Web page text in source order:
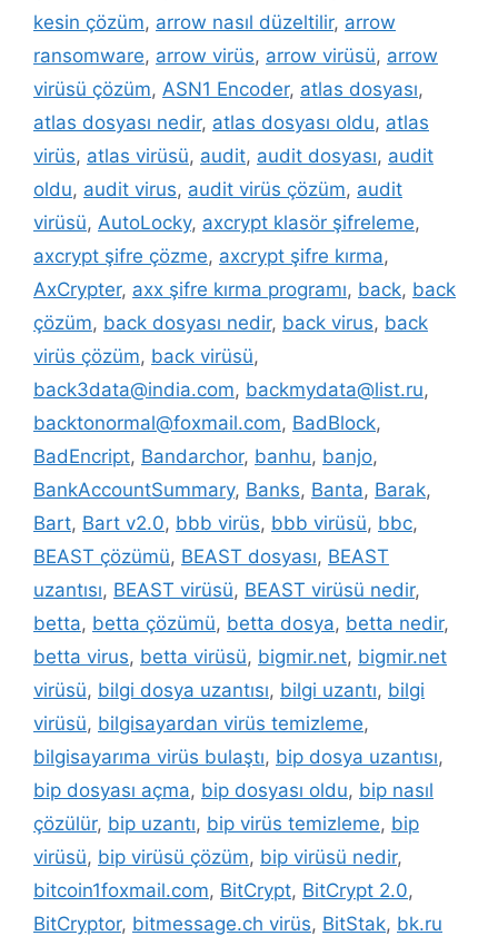
kesin çözüm, arrow nasıl düzeltilir, arrow
ransomware, arrow virüs, arrow virüsü, arrow
virüsü çözüm, ASN1 Encoder, atlas dosyası,
atlas dosyası nedir, atlas dosyası oldu, atlas
virüs, atlas virüsü, audit, audit dosyası, audit
oldu, audit virus, audit virüs çözüm, audit
virüsü, AutoLocky, axcrypt klasör şifreleme,
axcrypt şifre çözme, axcrypt şifre kırma,
AxCrypter, axx şifre kırma programı, back, back
çözüm, back dosyası nedir, back virus, back
virüs çözüm, back virüsü,
back3data@india.com, backmydata@list.ru,
backtonormal@foxmail.com, BadBlock,
BadEncript, Bandarchor, banhu, banjo,
BankAccountSummary, Banks, Banta, Barak,
Bart, Bart v2.0, bbb virüs, bbb virüsü, bbc,
BEAST çözümü, BEAST dosyası, BEAST
uzantısı, BEAST virüsü, BEAST virüsü nedir,
betta, betta çözümü, betta dosya, betta nedir,
betta virus, betta virüsü, bigmir.net, bigmir.net
virüsü, bilgi dosya uzantısı, bilgi uzantı, bilgi
virüsü, bilgisayardan virüs temizleme,
bilgisayarıma virüs bulaştı, bip dosya uzantısı,
bip dosyası açma, bip dosyası oldu, bip nasıl
çözülür, bip uzantı, bip virüs temizleme, bip
virüsü, bip virüsü çözüm, bip virüsü nedir,
bitcoin1foxmail.com, BitCrypt, BitCrypt 2.0,
BitCryptor, bitmessage.ch virüs, BitStak, bk.ru